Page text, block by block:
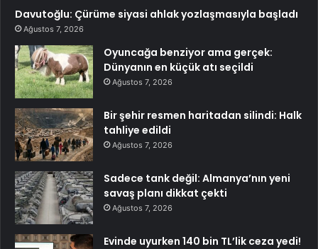
Davutoğlu: Çürüme siyasi ahlak yozlaşmasıyla başladı
Ağustos 7, 2026
Oyuncağa benziyor ama gerçek:
Dünyanın en küçük atı seçildi
Ağustos 7, 2026
Bir şehir resmen haritadan silindi: Halk
tahliye edildi
Ağustos 7, 2026
Sadece tank değil: Almanya’nın yeni
savaş planı dikkat çekti
Ağustos 7, 2026
Evinde uyurken 140 bin TL’lik ceza yedi!